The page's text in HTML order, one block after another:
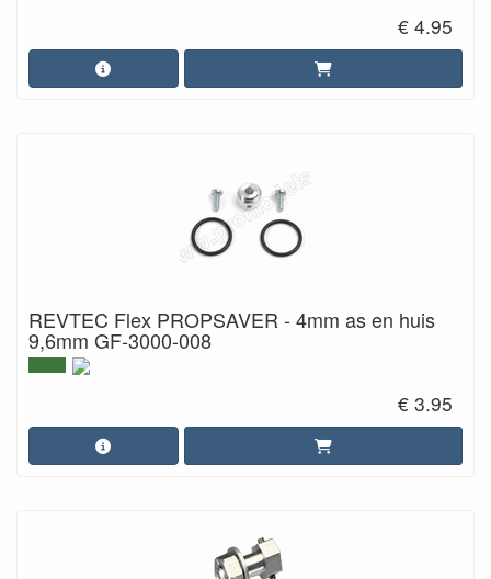
€ 4.95
REVTEC Flex PROPSAVER - 4mm as en huis
9,6mm GF-3000-008
€ 3.95